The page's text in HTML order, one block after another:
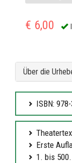
€ 6,00
Über die
ISBN:
Erste
1. bis